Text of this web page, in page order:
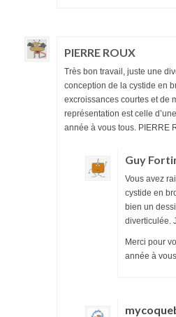
PIERRE ROUX
Très bon travail, juste une
conception de la cystide en
excroissances courtes et de
représentation est celle
année à vous tous. PIERRE
Guy
Vous avez
cystide en
bien un
diverticulée.
Merci pour
année à